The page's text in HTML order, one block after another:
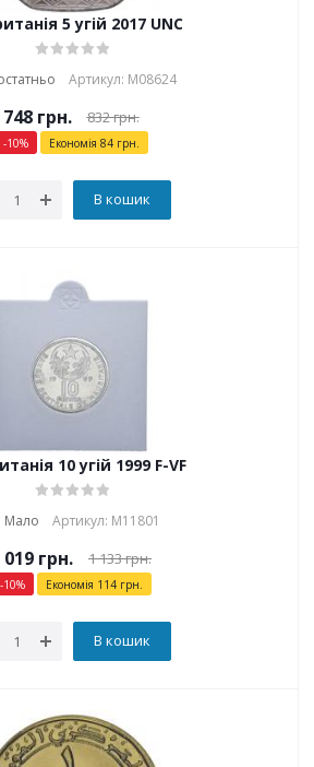
5 угій 2017 UNC
Артикул: М08624
748грн. 832грн.
-10% Економія 84грн.
В кошик
10 угій 1999 F-VF
Мало Артикул: М11801
019 грн. 1 133грн.
-10% Економія 114грн.
В кошик